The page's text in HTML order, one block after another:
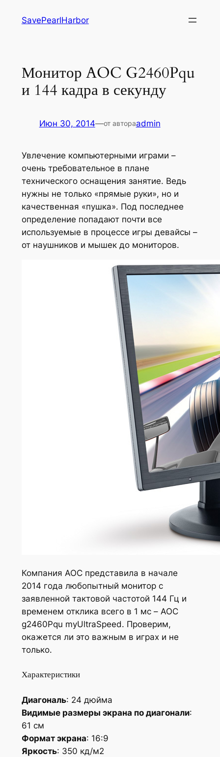
SavePearlHarbor
Монитор AOC G2460Pqu
и 144 кадра в секунду
Июн 30, 2014—от автораadmin
Увлечение компьютерными играми –
очень требовательное в плане
технического оснащения занятие. Ведь
нужны не только «прямые руки», но и
качественная «пушка». Под последнее
определение попадают почти все
используемые в процессе игры девайсы –
от наушников и мышек до мониторов.
Компания AOC представила в начале
2014 года любопытный монитор с
заявленной тактовой частотой 144 Гц и
временем отклика всего в 1 мс – AOC
g2460Pqu myUltraSpeed. Проверим,
окажется ли это важным в играх и не
только.
Характеристики
Диагональ: 24 дюйма
Видимые размеры экрана по диагонали:
61 см
Формат экрана: 16:9
Яркость: 350 кд/м2